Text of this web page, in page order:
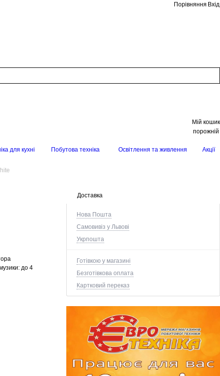
Порівняння Вхід
Мій кошик
порожній
для кухні Побутова техніка Освітлення та живлення Акції
Доставка
Нова Пошта
Самовивіз у Львові
Укрпошта
Готівкою у магазині
Безготівкова оплата
Картковий переказ
до 4